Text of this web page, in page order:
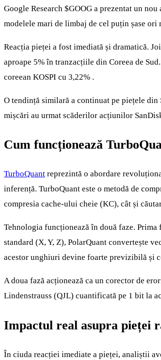
Google Research $GOOG a prezentat un
modelele mari de limbaj de cel puțin șase
Reacția pieței a fost imediată și dramatică.
aproape 5% în tranzacțiile din Coreea de
coreean KOSPI cu 3,22% .
O tendință similară a continuat pe piețele
mișcări au urmat scăderilor acțiunilor
Cum funcționează
TurboQuant reprezintă o abordare
inferență. TurboQuant este o metodă de
compresia cache-ului cheie (KC), cât și
Tehnologia funcționează în două faze.
standard (X, Y, Z), PolarQuant convertește
acestor unghiuri devine foarte previzibilă și
A doua fază acționează ca un corector de
Lindenstrauss (QJL) cuantificată pe 1 bit la
Impactul real asupra pieței
În ciuda reacției imediate a pieței, analiștii